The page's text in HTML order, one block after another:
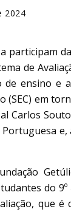
2024
participam
de
ensino e
(SEC) em
Carlos
do
que